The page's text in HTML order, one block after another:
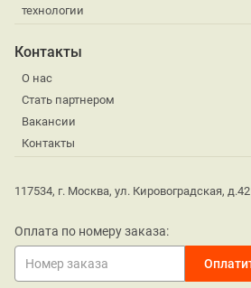
технологии
Контакты
О нас
Стать партнером
Вакансии
Контакты
117534, г. Москва, ул. Кировоградская, д.42
Оплата по номеру заказа: